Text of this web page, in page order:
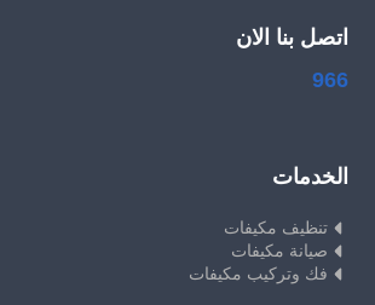
اتصل بنا الان
966
الخدمات
تنظيف مكيفات
صيانة مكيفات
فك وتركيب مكيفات